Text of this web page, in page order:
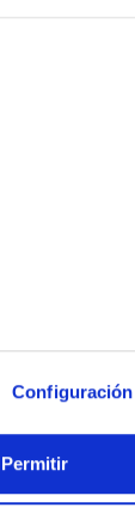
Permitir